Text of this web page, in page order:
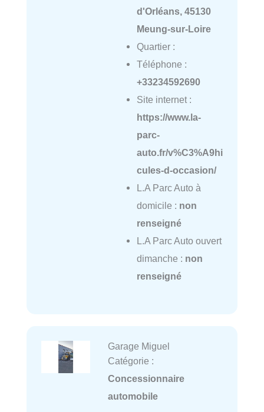
d'Orléans, 45130
Meung-sur-Loire
Quartier :
Téléphone :
+33234592690
Site internet :
https://www.la-
parc-
auto.fr/v%C3%A9hi
cules-d-occasion/
L.A Parc Auto à
domicile : non
renseigné
L.A Parc Auto ouvert
dimanche : non
renseigné
Garage Miguel
Catégorie :
Concessionnaire
automobile